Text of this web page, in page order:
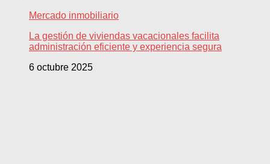
Mercado inmobiliario
La gestión de viviendas vacacionales facilita
administración eficiente y experiencia segura
6 octubre 2025